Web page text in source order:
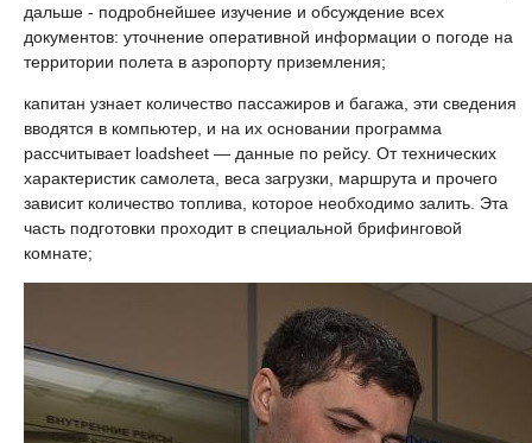
дальше - подробнейшее изучение и обсуждение всех
документов: уточнение оперативной информации о погоде на
территории полета в аэропорту приземления;
капитан узнает количество пассажиров и багажа, эти сведения
вводятся в компьютер, и на их основании программа
рассчитывает loadsheet — данные по рейсу. От технических
характеристик самолета, веса загрузки, маршрута и прочего
зависит количество топлива, которое необходимо залить. Эта
часть подготовки проходит в специальной брифинговой
комнате;